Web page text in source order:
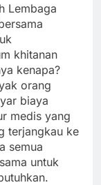
Lembaga
khitanan
kenapa?
orang
biaya
medis yang
terjangkau ke
semua
untuk